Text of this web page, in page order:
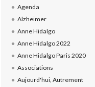
Agenda
Alzheimer
Anne Hidalgo
Anne Hidalgo 2022
Anne Hidalgo Paris 2020
Associations
Aujourd'hui, Autrement